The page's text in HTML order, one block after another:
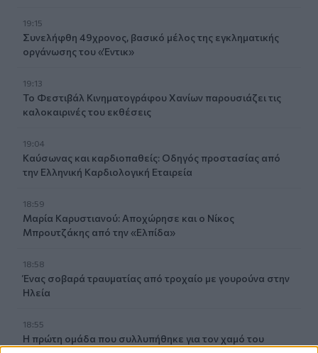
19:15
Συνελήφθη 49χρονος, βασικό μέλος της εγκληματικής
οργάνωσης του «Έντικ»
19:13
Το Φεστιβάλ Κινηματογράφου Χανίων παρουσιάζει τις
καλοκαιρινές του εκθέσεις
19:04
Καύσωνας και καρδιοπαθείς: Οδηγός προστασίας από
την Ελληνική Καρδιολογική Εταιρεία
18:59
Μαρία Καρυστιανού: Αποχώρησε και ο Νίκος
Μπρουτζάκης από την «Ελπίδα»
18:58
Ένας σοβαρά τραυματίας από τροχαίο με γουρούνα στην
Ηλεία
18:55
Η πρώτη ομάδα που συλλυπήθηκε για τον χαμό του